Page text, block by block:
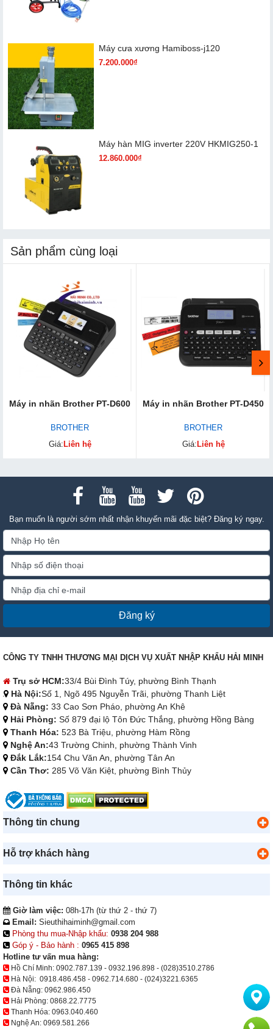
Máy cưa xương Hamiboss-j120
7.200.000₫
Máy hàn MIG inverter 220V HKMIG250-1
12.860.000₫
Sản phẩm cùng loại
Máy in nhãn Brother PT-D600
BROTHER
Giá: Liên hệ
Máy in nhãn Brother PT-D450
BROTHER
Giá: Liên hệ
Bạn muốn là người sớm nhất nhận khuyến mãi đặc biệt? Đăng ký ngay.
Đăng ký
CÔNG TY TNHH THƯƠNG MẠI DỊCH VỤ XUẤT NHẬP KHẨU HẢI MINH
Trụ sở HCM:33/4 Bùi Đình Túy, phường Bình Thạnh
Hà Nội:Số 1, Ngõ 495 Nguyễn Trãi, phường Thanh Liệt
Đà Nẵng: 33 Cao Sơn Pháo, phường An Khê
Hải Phòng: Số 879 đại lộ Tôn Đức Thắng, phường Hồng Bàng
Thanh Hóa: 523 Bà Triệu, phường Hàm Rồng
Nghệ An:43 Trường Chinh, phường Thành Vinh
Đắk Lắk:154 Chu Văn An, phường Tân An
Cần Thơ: 285 Võ Văn Kiệt, phường Bình Thủy
Thông tin chung
Hỗ trợ khách hàng
Thông tin khác
Giờ làm việc: 08h-17h (từ thứ 2 - thứ 7)
Email: Sieuthihaiminh@gmail.com
Phòng thu mua-Nhập khẩu: 0938 204 988
Góp ý - Bảo hành : 0965 415 898
Hotline tư vấn mua hàng:
Hồ Chí Minh: 0902.787.139 - 0932.196.898 - (028)3510.2786
Hà Nội: 0918.486.458 - 0962.714.680 - (024)3221.6365
Đà Nẵng: 0962.986.450
Hải Phòng: 0868.22.7775
Thanh Hóa: 0963.040.460
Nghệ An: 0969.581.266